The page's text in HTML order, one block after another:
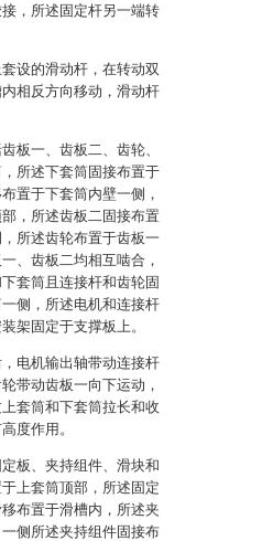
，所述固定杆另一端转
设的滑动杆，在转动双
相反方向移动，滑动杆
板一、齿板二、齿轮、
所述下套筒固接布置于
置于下套筒内壁一侧，
，所述齿板二固接布置
所述齿轮布置于齿板一
、齿板二均相互啮合，
套筒且连接杆和齿轮固
侧，所述电机和连接杆
架固定于支撑板上。
电机输出轴带动连接杆
带动齿板一向下运动，
套筒和下套筒拉长和收
度作用。
板、夹持组件、滑块和
上套筒顶部，所述固定
布置于滑槽内，所述夹
侧所述夹持组件固接布